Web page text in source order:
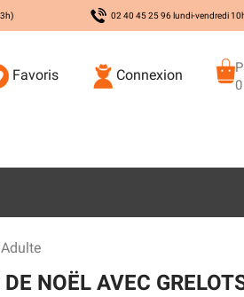
02 40 45 25 96 lundi-vendredi
Favoris Connexion
NOËL AVEC